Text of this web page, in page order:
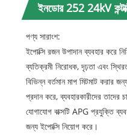
ইনডোর 252 24kV
পণ্য সারাংশ:
ইপোক্সি রজন উপাদান ব্যবহার করে
ব্যতিক্রমী নিরোধক, দৃঢ়তা এবং
বিভিন্ন বর্তমান মাপ মিটমাট করার
প্রদান করে, ব্যবহারকারীদের তাদের
যোগাযোগ বাক্সটি APG প্রযুক্তি
জন্য ইপোক্সি নিয়োগ করে।